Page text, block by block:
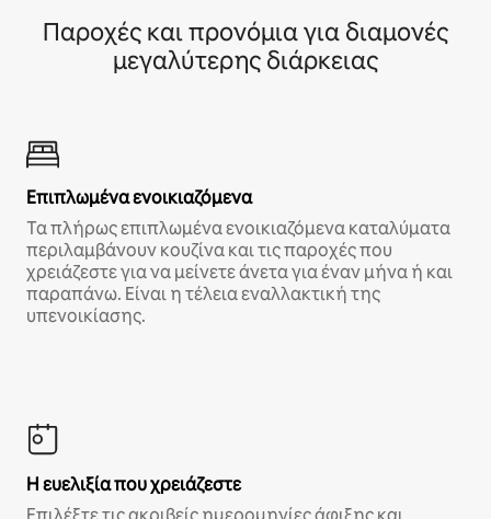
Παροχές και προνόμια για διαμονές
μεγαλύτερης διάρκειας
Επιπλωμένα ενοικιαζόμενα
Τα πλήρως επιπλωμένα ενοικιαζόμενα καταλύματα
περιλαμβάνουν κουζίνα και τις παροχές που
χρειάζεστε για να μείνετε άνετα για έναν μήνα ή και
παραπάνω. Είναι η τέλεια εναλλακτική της
υπενοικίασης.
Η ευελιξία που χρειάζεστε